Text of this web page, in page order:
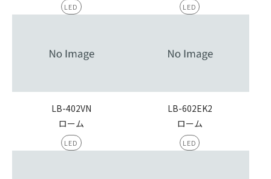
LED LED
LB-402VN
ローム
LED
LB-602EK2
ローム
LED